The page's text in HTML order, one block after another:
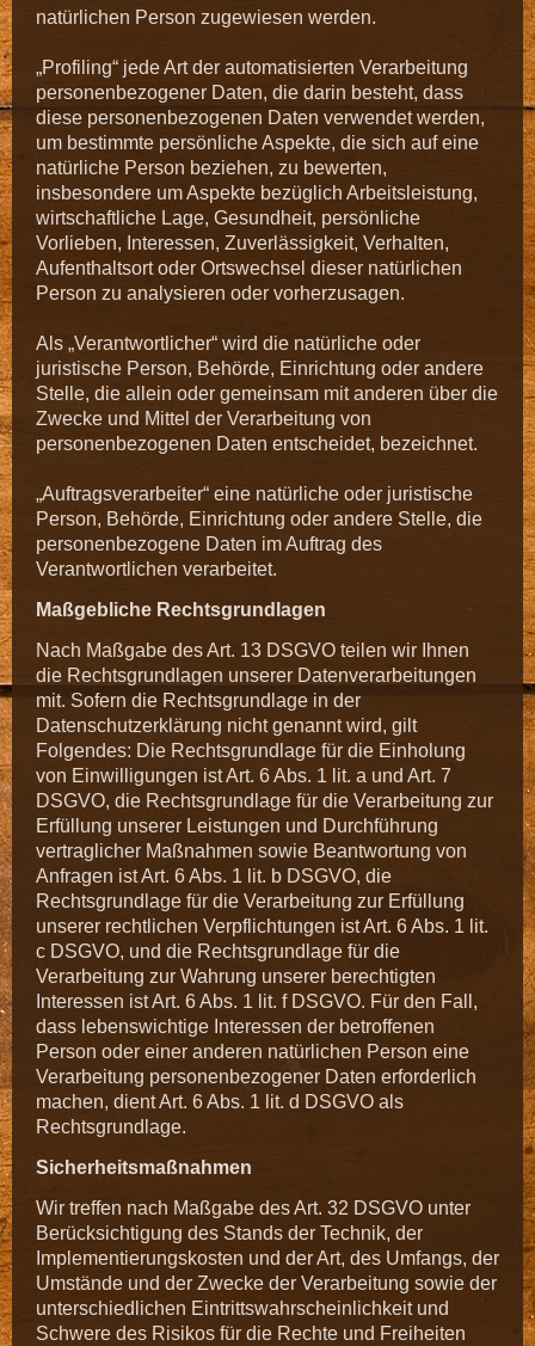
natürlichen Person zugewiesen werden.
„Profiling“ jede Art der automatisierten Verarbeitung
personenbezogener Daten, die darin besteht, dass
diese personenbezogenen Daten verwendet werden,
um bestimmte persönliche Aspekte, die sich auf eine
natürliche Person beziehen, zu bewerten,
insbesondere um Aspekte bezüglich Arbeitsleistung,
wirtschaftliche Lage, Gesundheit, persönliche
Vorlieben, Interessen, Zuverlässigkeit, Verhalten,
Aufenthaltsort oder Ortswechsel dieser natürlichen
Person zu analysieren oder vorherzusagen.
Als „Verantwortlicher“ wird die natürliche oder
juristische Person, Behörde, Einrichtung oder andere
Stelle, die allein oder gemeinsam mit anderen über die
Zwecke und Mittel der Verarbeitung von
personenbezogenen Daten entscheidet, bezeichnet.
„Auftragsverarbeiter“ eine natürliche oder juristische
Person, Behörde, Einrichtung oder andere Stelle, die
personenbezogene Daten im Auftrag des
Verantwortlichen verarbeitet.
Maßgebliche Rechtsgrundlagen
Nach Maßgabe des Art. 13 DSGVO teilen wir Ihnen
die Rechtsgrundlagen unserer Datenverarbeitungen
mit. Sofern die Rechtsgrundlage in der
Datenschutzerklärung nicht genannt wird, gilt
Folgendes: Die Rechtsgrundlage für die Einholung
von Einwilligungen ist Art. 6 Abs. 1 lit. a und Art. 7
DSGVO, die Rechtsgrundlage für die Verarbeitung zur
Erfüllung unserer Leistungen und Durchführung
vertraglicher Maßnahmen sowie Beantwortung von
Anfragen ist Art. 6 Abs. 1 lit. b DSGVO, die
Rechtsgrundlage für die Verarbeitung zur Erfüllung
unserer rechtlichen Verpflichtungen ist Art. 6 Abs. 1 lit.
c DSGVO, und die Rechtsgrundlage für die
Verarbeitung zur Wahrung unserer berechtigten
Interessen ist Art. 6 Abs. 1 lit. f DSGVO. Für den Fall,
dass lebenswichtige Interessen der betroffenen
Person oder einer anderen natürlichen Person eine
Verarbeitung personenbezogener Daten erforderlich
machen, dient Art. 6 Abs. 1 lit. d DSGVO als
Rechtsgrundlage.
Sicherheitsmaßnahmen
Wir treffen nach Maßgabe des Art. 32 DSGVO unter
Berücksichtigung des Stands der Technik, der
Implementierungskosten und der Art, des Umfangs, der
Umstände und der Zwecke der Verarbeitung sowie der
unterschiedlichen Eintrittswahrscheinlichkeit und
Schwere des Risikos für die Rechte und Freiheiten